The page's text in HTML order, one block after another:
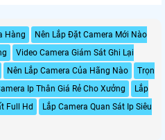
Hàng
Nên Lắp Đặt Camera Mới Nào
Video Camera Giám Sát Ghi Lại
Nên Lắp Camera Của Hãng Nào
Trọn
Ip Thân Giá Rẻ Cho Xưởng
Lắp
Full Hd
Lắp Camera Quan Sát Ip Siêu